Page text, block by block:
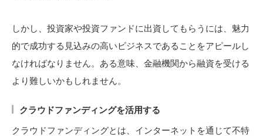
しかし、投資家や投資ファンドに出資してもらうには、魅力
的で成功する見込みの高いビジネスであることをアピールし
なければなりません。ある意味、金融機関から融資を受ける
より難しいかもしれません。
クラウドファンディングを活用する
クラウドファンディングとは、インターネットを通じて不特